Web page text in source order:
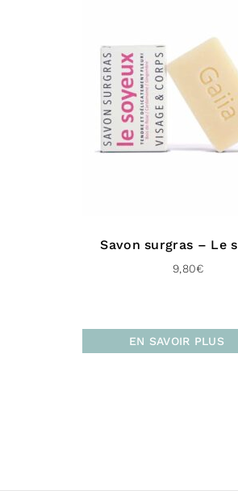
Savon surgras – Le
9,80€
EN SAVOIR PLUS